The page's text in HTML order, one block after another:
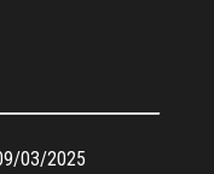
03/2025